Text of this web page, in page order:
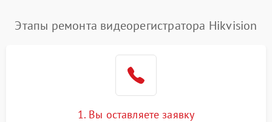
Этапы ремонта видеорегистратора Hikvision
1. Вы оставляете заявку